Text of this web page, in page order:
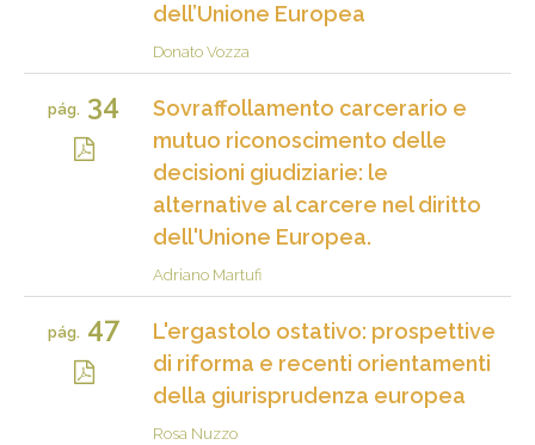
dell’Unione Europea
Donato Vozza
pág. 34
Sovraffollamento carcerario e
mutuo riconoscimento delle
decisioni giudiziarie: le
alternative al carcere nel diritto
dell'Unione Europea.
Adriano Martufi
pág. 47
L'ergastolo ostativo: prospettive
di riforma e recenti orientamenti
della giurisprudenza europea
Rosa Nuzzo